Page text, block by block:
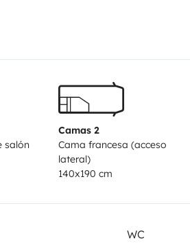
.
salón
Camas 2
Cama francesa (acceso
lateral)
140x190 cm
WC